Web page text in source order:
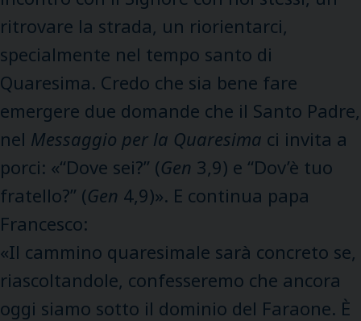
ritrovare la strada, un riorientarci,
specialmente nel tempo santo di
Quaresima. Credo che sia bene fare
emergere due domande che il Santo Padre,
nel Messaggio per la Quaresima ci invita a
porci: «“Dove sei?” (Gen 3,9) e “Dov’è tuo
fratello?” (Gen 4,9)». E continua papa
Francesco:
«Il cammino quaresimale sarà concreto se,
riascoltandole, confesseremo che ancora
oggi siamo sotto il dominio del Faraone. È